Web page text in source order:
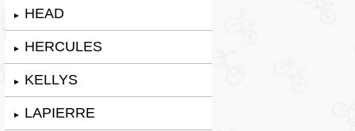
► HEAD
► HERCULES
► KELLYS
► LAPIERRE